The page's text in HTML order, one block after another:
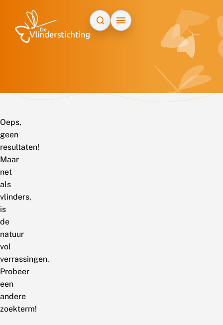
Oeps,
geen
resultaten!
Maar
net
als
vlinders,
is
de
natuur
vol
verrassingen.
Probeer
een
andere
zoekterm!